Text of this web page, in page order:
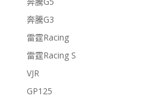
奔騰G3
雷霆Racing
雷霆Racing S
VJR
GP125